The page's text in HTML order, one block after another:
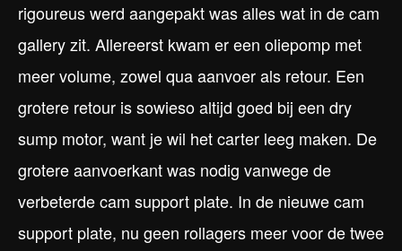
rigoureus werd aangepakt was alles wat in de cam
gallery zit. Allereerst kwam er een oliepomp met
meer volume, zowel qua aanvoer als retour. Een
grotere retour is sowieso altijd goed bij een dry
sump motor, want je wil het carter leeg maken. De
grotere aanvoerkant was nodig vanwege de
verbeterde cam support plate. In de nieuwe cam
support plate, nu geen rollagers meer voor de twee